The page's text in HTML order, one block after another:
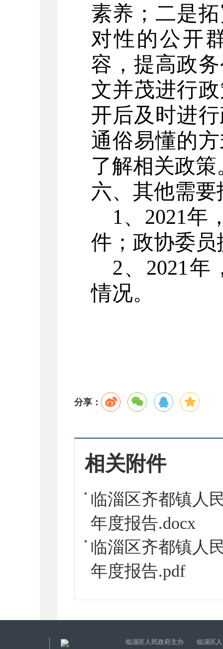
素养；二是
对性的公开
容，提高政
文并茂进行
开后及时进
通俗易懂的
了解相关政策
六、其他需
1、 2021年
件；政协委
2、2021
情况。
分享：
相关附件
临淄区齐都镇人
年度报告.docx
临淄区齐都镇人
年度报告.pdf
临淄区人民政府主办 临淄区人